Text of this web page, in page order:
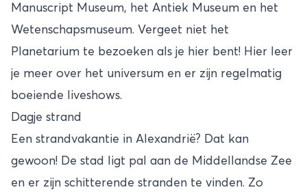
Manuscript Museum, het Antiek Museum en het
Wetenschapsmuseum. Vergeet niet het
Planetarium te bezoeken als je hier bent! Hier leer
je meer over het universum en er zijn regelmatig
boeiende liveshows.
Dagje strand
Een strandvakantie in Alexandrië? Dat kan
gewoon! De stad ligt pal aan de Middellandse Zee
en er zijn schitterende stranden te vinden. Zo